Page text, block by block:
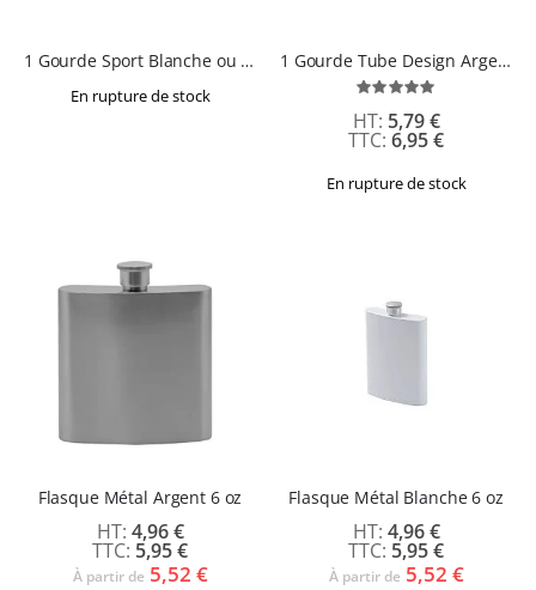
1 Gourde Sport Blanche ou Grise - 750 ml - SPARK
En rupture de stock
1 Gourde Tube Design Argent 500 ml
Évaluation:
6,95 €
5,79 €
En rupture de stock
Flasque Métal Argent 6 oz
5,95 €
4,96 €
À partir de 5,52 €
Flasque Métal Blanche 6 oz
5,95 €
4,96 €
À partir de 5,52 €